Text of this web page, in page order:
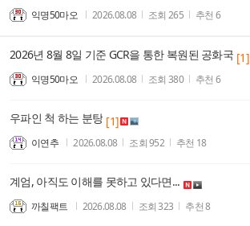
익명50마오 2026.08.08 조회 265 추천 6
2026년 8월 8일 기준 GCR을 통한 복원된 공화국 [1]
익명50마오 2026.08.08 조회 380 추천 6
우파인 척 하는 분탕 [1]
이연추 2026.08.08 조회952 추천 18
계엄, 아직도 이해를 못하고 있다면...
까칠팩트 2026.08.08 조회323 추천8